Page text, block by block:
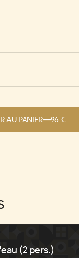
AU PANIER 96 €
(2 pers.)